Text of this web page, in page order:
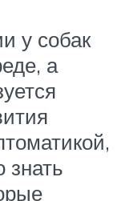
у собак
а
знать